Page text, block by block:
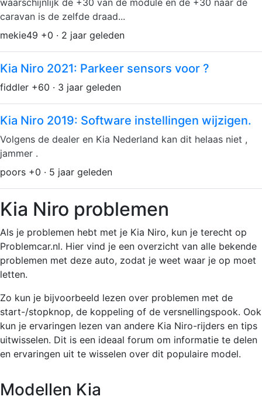
caravan is de zelfde draad...
mekie49 +0 · 2 jaar geleden
Kia Niro 2021: Parkeer sensors voor ?
fiddler +60 · 3 jaar geleden
Kia Niro 2019: Software instellingen wijzigen.
Volgens de dealer en Kia Nederland kan dit helaas niet ,
jammer .
poors +0 · 5 jaar geleden
Kia Niro problemen
Als je problemen hebt met je Kia Niro, kun je terecht op
Problemcar.nl. Hier vind je een overzicht van alle bekende
problemen met deze auto, zodat je weet waar je op moet
letten.
Zo kun je bijvoorbeeld lezen over problemen met de
start-/stopknop, de koppeling of de versnellingspook. Ook
kun je ervaringen lezen van andere Kia Niro-rijders en tips
uitwisselen. Dit is een ideaal forum om informatie te delen
en ervaringen uit te wisselen over dit populaire model.
Modellen Kia